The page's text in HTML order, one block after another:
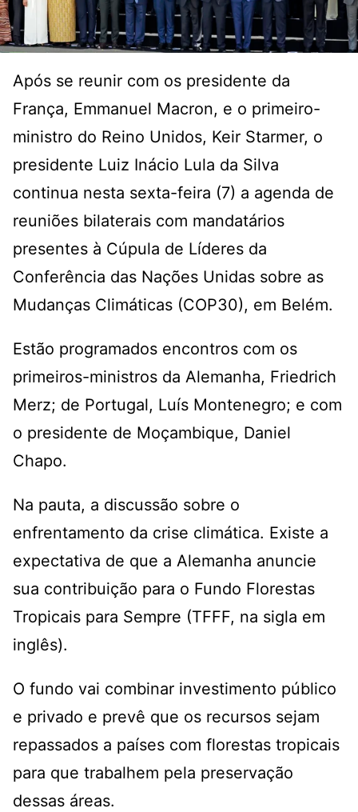
Após se reunir com os presidente da
França, Emmanuel Macron, e o primeiro-
ministro do Reino Unidos, Keir Starmer, o
presidente Luiz Inácio Lula da Silva
continua nesta sexta-feira (7) a agenda de
reuniões bilaterais com mandatários
presentes à Cúpula de Líderes da
Conferência das Nações Unidas sobre as
Mudanças Climáticas (COP30), em Belém.
Estão programados encontros com os
primeiros-ministros da Alemanha, Friedrich
Merz; de Portugal, Luís Montenegro; e com
o presidente de Moçambique, Daniel
Chapo.
Na pauta, a discussão sobre o
enfrentamento da crise climática. Existe a
expectativa de que a Alemanha anuncie
sua contribuição para o Fundo Florestas
Tropicais para Sempre (TFFF, na sigla em
inglês).
O fundo vai combinar investimento público
e privado e prevê que os recursos sejam
repassados a países com florestas tropicais
para que trabalhem pela preservação
dessas áreas.